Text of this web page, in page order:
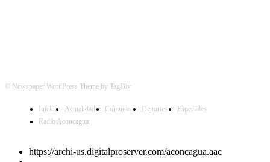
© Newspaper WordPress Theme by TagDiv
Inicio Actualidad Comunas Deportes
Especiales
Radio Aconcagua
https://archi-us.digitalproserver.com/aconcagua.aac